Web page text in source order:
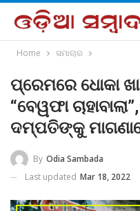
Home ସମାଚାର
ପ୍ରେମରେ ଧୋକା
“ବେୱଫା
ଦମ୍ପତିଙ୍କୁ
By Odia Sambada
Last updated Mar 18, 2022